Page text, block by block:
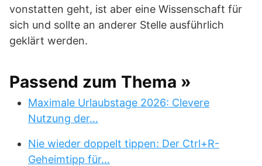
vonstatten geht, ist aber eine Wissenschaft für
sich und sollte an anderer Stelle ausführlich
geklärt werden.
Passend zum Thema »
Maximale Urlaubstage 2026: Clevere
Nutzung der…
Nie wieder doppelt tippen: Der Ctrl+R-
Geheimtipp für…